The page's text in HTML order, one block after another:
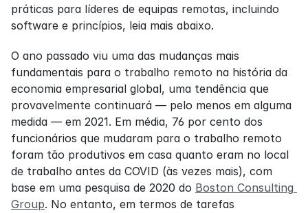
práticas para líderes de equipas remotas, incluindo
software e princípios, leia mais abaixo.
O ano passado viu uma das mudanças mais
fundamentais para o trabalho remoto na história da
economia empresarial global, uma tendência que
provavelmente continuará — pelo menos em alguma
medida — em 2021. Em média, 76 por cento dos
funcionários que mudaram para o trabalho remoto
foram tão produtivos em casa quanto eram no local
de trabalho antes da COVID (às vezes mais), com
base em uma pesquisa de 2020 do Boston Consulting
Group. No entanto, em termos de tarefas